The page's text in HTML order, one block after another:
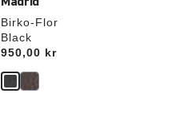
Birko-Flor
Black
Price:
950,00 kr